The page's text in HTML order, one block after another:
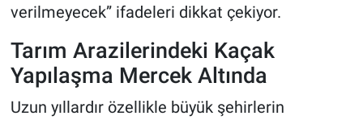
verilmeyecek” ifadeleri dikkat çekiyor.
Tarım Arazilerindeki Kaçak
Yapılaşma Mercek Altında
Uzun yıllardır özellikle büyük şehirlerin